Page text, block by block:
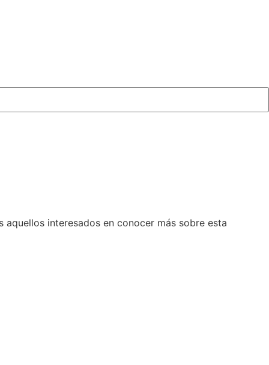
interesados en conocer más sobre esta